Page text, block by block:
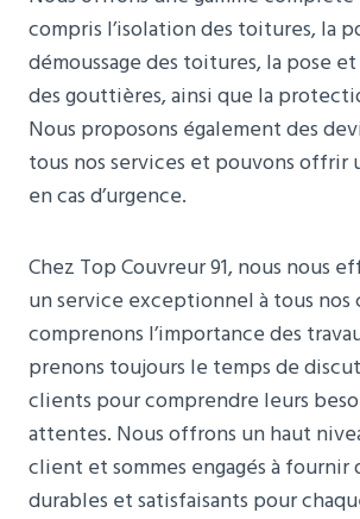
compris l’isolation des toitures, la
démoussage des toitures, la pose
des gouttières, ainsi que la
Nous proposons également des
tous nos services et pouvons offrir
en cas d’urgence.
Chez Top Couvreur 91, nous nous
un service exceptionnel à tous nos
comprenons l’importance des
prenons toujours le temps de
clients pour comprendre leurs
attentes. Nous offrons un haut
client et sommes engagés à fournir
durables et satisfaisants pour